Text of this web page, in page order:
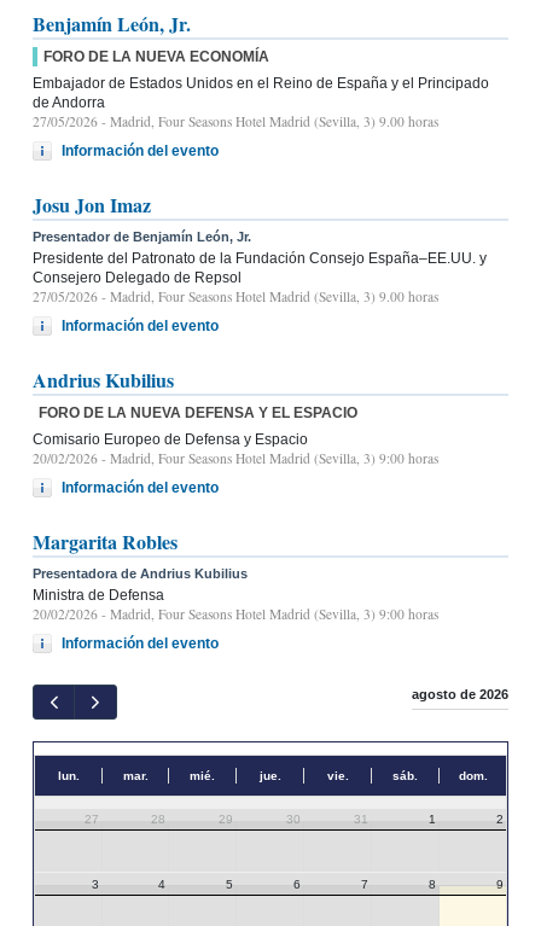
Benjamín León, Jr.
FORO DE LA NUEVA ECONOMÍA
Embajador de Estados Unidos en el Reino de España y el Principado
de Andorra
27/05/2026 - Madrid, Four Seasons Hotel Madrid (Sevilla, 3) 9.00 horas
Información del evento
Josu Jon Imaz
Presentador de Benjamín León, Jr.
Presidente del Patronato de la Fundación Consejo España–EE.UU. y
Consejero Delegado de Repsol
27/05/2026 - Madrid, Four Seasons Hotel Madrid (Sevilla, 3) 9.00 horas
Información del evento
Andrius Kubilius
FORO DE LA NUEVA DEFENSA Y EL ESPACIO
Comisario Europeo de Defensa y Espacio
20/02/2026 - Madrid, Four Seasons Hotel Madrid (Sevilla, 3) 9:00 horas
Información del evento
Margarita Robles
Presentadora de Andrius Kubilius
Ministra de Defensa
20/02/2026 - Madrid, Four Seasons Hotel Madrid (Sevilla, 3) 9:00 horas
Información del evento
agosto de 2026
lun. mar. mié. jue. vie. sáb. dom.
27 28 29 30 31 1 2
3 4 5 6 7 8 9